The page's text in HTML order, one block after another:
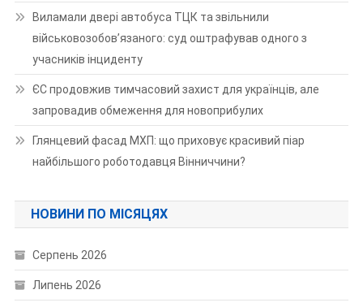
Виламали двері автобуса ТЦК та звільнили
військовозобов’язаного: суд оштрафував одного з
учасників інциденту
ЄС продовжив тимчасовий захист для українців, але
запровадив обмеження для новоприбулих
Глянцевий фасад МХП: що приховує красивий піар
найбільшого роботодавця Вінниччини?
НОВИНИ ПО МІСЯЦЯХ
Серпень 2026
Липень 2026